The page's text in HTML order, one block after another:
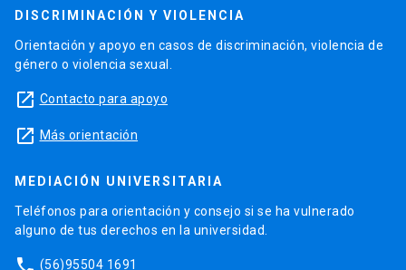
DISCRIMINACIÓN Y VIOLENCIA
Orientación y apoyo en casos de discriminación, violencia de
género o violencia sexual.
launch Contacto para apoyo
launch Más orientación
MEDIACIÓN UNIVERSITARIA
Teléfonos para orientación y consejo si se ha vulnerado
alguno de tus derechos en la universidad.
(56)95504 1691